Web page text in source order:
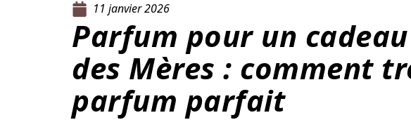
11 janvier 2026
Parfum pour un
des Mères : comment
parfum parfait